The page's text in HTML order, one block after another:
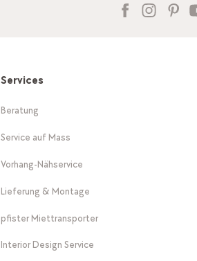
Services
Beratung
Service auf Mass
Vorhang-Nähservice
Lieferung & Montage
pfister Miettransporter
Interior Design Service